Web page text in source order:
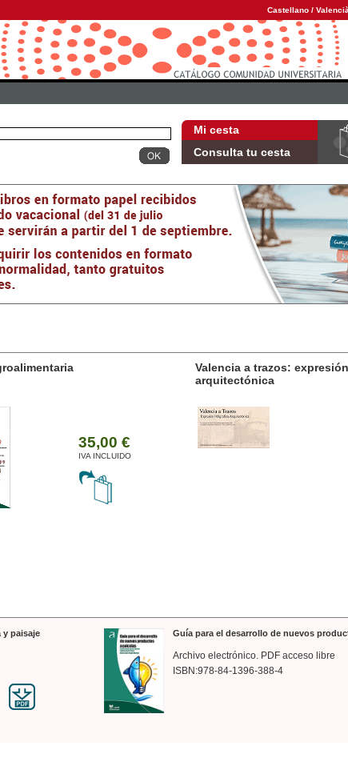
Castellano / Valencià
Mi cesta
Consulta tu cesta
35,00 €
IVA INCLUIDO
Valencia a trazos: expresión
arquitectónica
y paisaje Guía para el desarrollo de nuevos
Archivo electrónico. PDF acceso libre
ISBN:978-84-1396-388-4